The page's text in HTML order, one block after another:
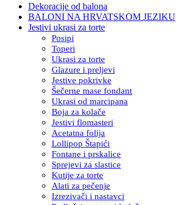
Dekoracije od balona
BALONI NA HRVATSKOM JEZIKU
Jestivi ukrasi za torte
Posipi
Toperi
Ukrasi za torte
Glazure i preljevi
Jestive pokrivke
Šečerne mase fondant
Ukrasi od marcipana
Boja za kolače
Jestivi flomasteri
Acetatna folija
Lollipop Štapići
Fontane i prskalice
Sprejevi za slastice
Kutije za torte
Alati za pečenje
Izrezivači i nastavci